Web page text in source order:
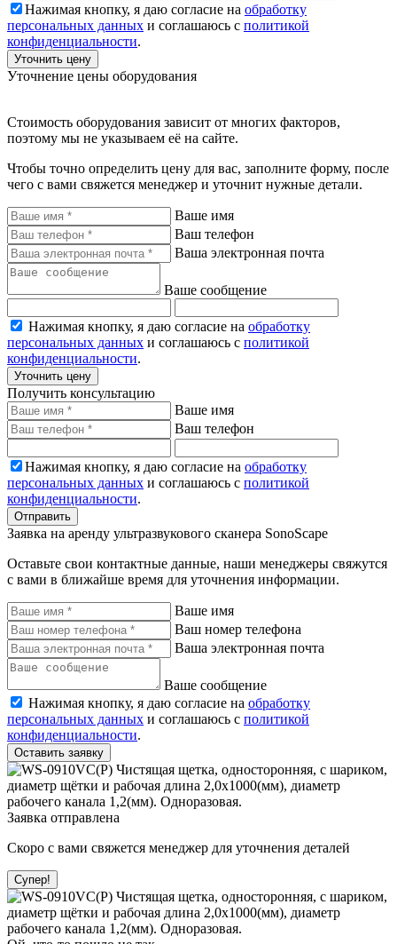
Нажимая кнопку, я даю согласие на обработку
персональных данных и соглашаюсь с политикой
конфиденциальности.
Уточнить цену
Уточнение цены оборудования
Стоимость оборудования зависит от многих факторов,
поэтому мы не указываем её на сайте.
Чтобы точно определить цену для вас, заполните форму, после
чего с вами свяжется менеджер и уточнит нужные детали.
Ваше имя
Ваш телефон
Ваша электронная почта
Ваше сообщение
Нажимая кнопку, я даю согласие на обработку
персональных данных и соглашаюсь с политикой
конфиденциальности.
Уточнить цену
Получить консультацию
Ваше имя
Ваш телефон
Нажимая кнопку, я даю согласие на обработку
персональных данных и соглашаюсь с политикой
конфиденциальности.
Отправить
Заявка на аренду ультразвукового сканера SonoScape
Оставьте свои контактные данные, наши менеджеры свяжутся
с вами в ближайше время для уточнения информации.
Ваше имя
Ваш номер телефона
Ваша электронная почта
Ваше сообщение
Нажимая кнопку, я даю согласие на обработку
персональных данных и соглашаюсь с политикой
конфиденциальности.
Оставить заявку
Заявка отправлена
Скоро с вами свяжется менеджер для уточнения деталей
Супер!